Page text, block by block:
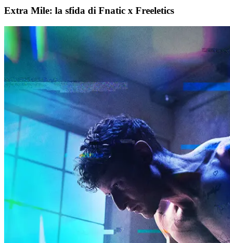
Extra Mile: la sfida di Fnatic x Freeletics